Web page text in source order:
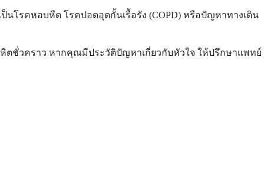
โรคหอบหืด โรคปอดอุดกั้นเรื้อรัง (COPD) หรือปัญหาทางเดิน
ตชั่วคราว หากคุณมีประวัติปัญหาเกี่ยวกับหัวใจ ให้ปรึกษาแพทย์